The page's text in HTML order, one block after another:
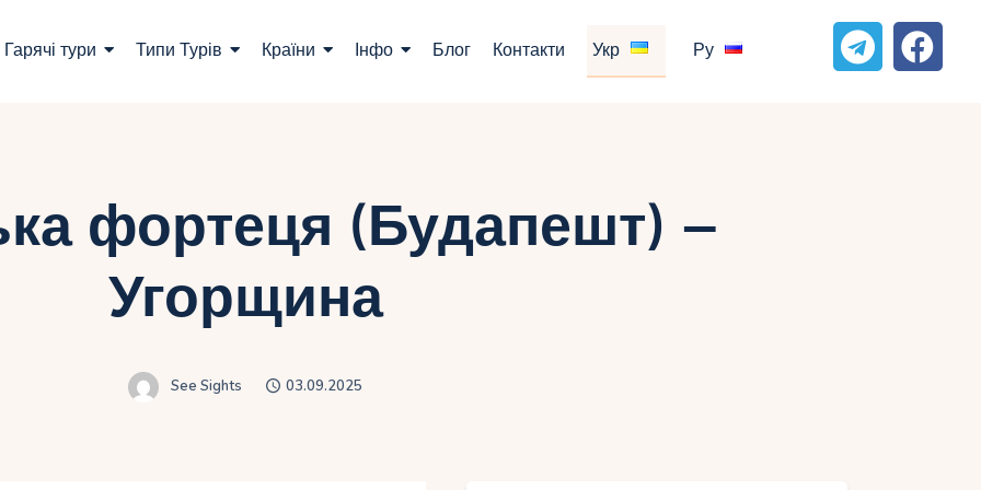
Гарячі тури Типи Турів Країни Інфо Блог Контакти Укр Ру
фортеця (Будапешт) –
Угорщина
See Sights 03.09.2025